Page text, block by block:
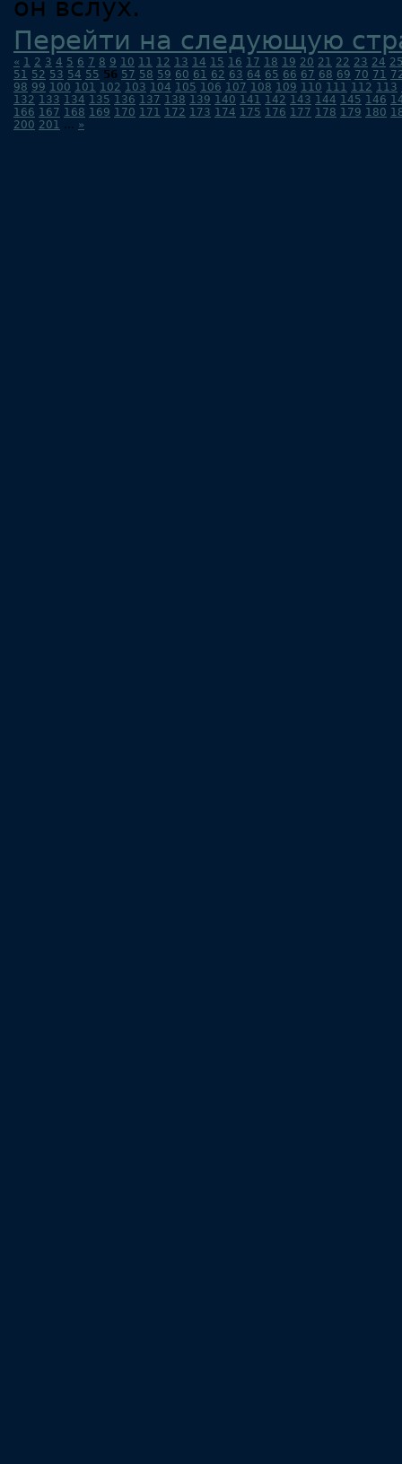
он вслух.
Перейти на следующую
« 1 2 3 4 5 6 7 8 9 10 11 12 13 14 15 16 17 18 19 20 21 22 23 24
51 52 53 54 55 56 57 58 59 60 61 62 63 64 65 66 67 68 69 70 71
98 99 100 101 102 103 104 105 106 107 108 109 110 111 112 113
132 133 134 135 136 137 138 139 140 141 142 143 144 145 146
166 167 168 169 170 171 172 173 174 175 176 177 178 179 180
200 201 ... »